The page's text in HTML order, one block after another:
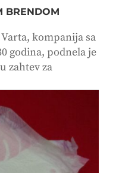
BRENDOM
kompanija sa
godina, podnela je
zahtev za